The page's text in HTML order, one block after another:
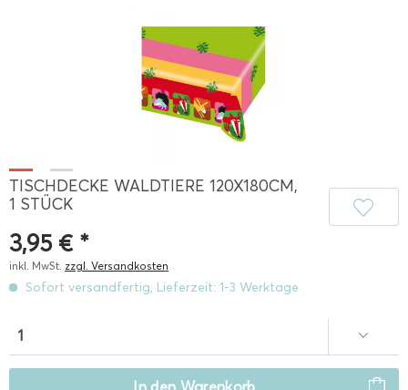
TISCHDECKE WALDTIERE 120X180CM,
1 STÜCK
3,95 € *
inkl. MwSt. zzgl. Versandkosten
Sofort versandfertig, Lieferzeit: 1-3 Werktage